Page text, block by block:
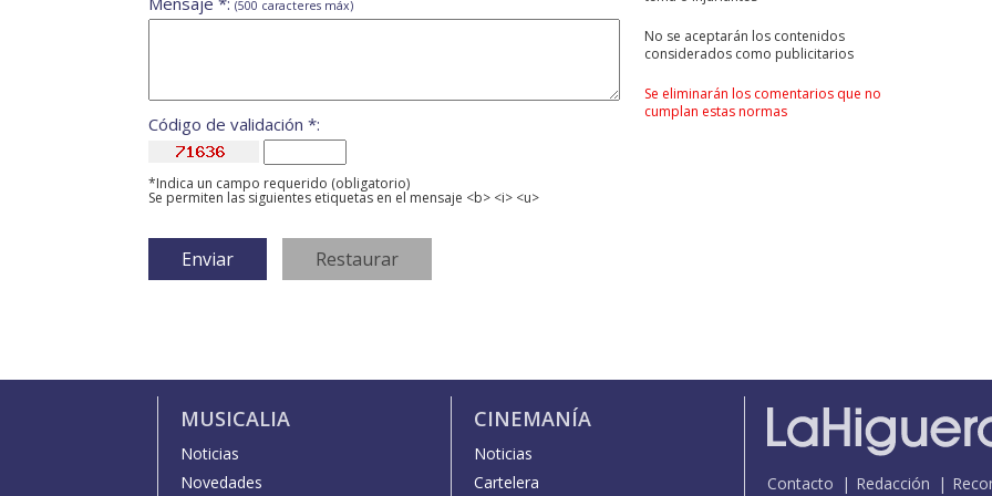
No se aceptarán los contenidos
considerados como publicitarios
Se eliminarán los comentarios que no
cumplan estas normas
(500 caracteres máx)
Código de validación *:
*Indica un campo requerido (obligatorio)
Se permiten las siguientes etiquetas en el mensaje <b> <i> <u>
MUSICALIA
Noticias
Novedades
CINEMANÍA
Noticias
Cartelera
Contacto Redacción